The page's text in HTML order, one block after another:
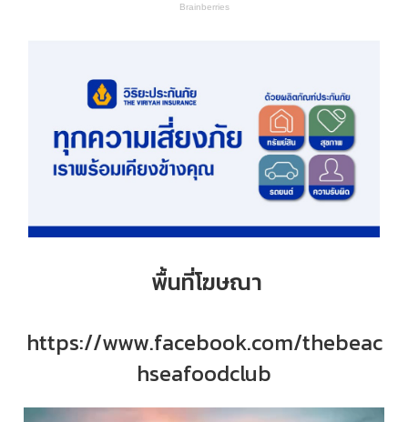
พื้นที่โฆษณา
https://www.facebook.com/thebeac
hseafoodclub